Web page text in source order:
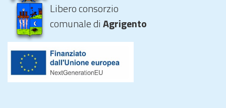
Libero consorzio
comunale diAgrigento